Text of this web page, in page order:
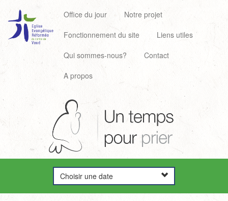
Office du jour
Notre projet
Fonctionnement du site
Liens utiles
Qui sommes-nous?
Contact
A propos
Choisir une date